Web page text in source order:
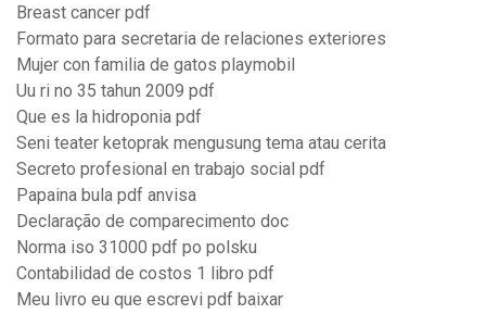
Breast cancer pdf
Formato para secretaria de relaciones exteriores
Mujer con familia de gatos playmobil
Uu ri no 35 tahun 2009 pdf
Que es la hidroponia pdf
Seni teater ketoprak mengusung tema atau cerita
Secreto profesional en trabajo social pdf
Papaina bula pdf anvisa
Declaração de comparecimento doc
Norma iso 31000 pdf po polsku
Contabilidad de costos 1 libro pdf
Meu livro eu que escrevi pdf baixar